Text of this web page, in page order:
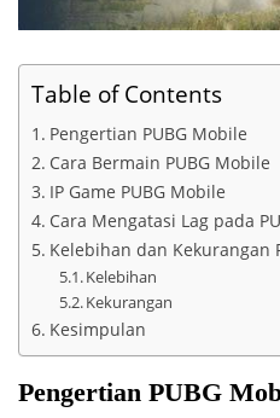
Table of Contents
Pengertian PUBG Mobile
Cara Bermain PUBG Mobile
IP Game PUBG Mobile
Cara Mengatasi Lag pada
Kelebihan dan Kekurangan
Kelebihan
Kekurangan
Kesimpulan
Pengertian PUBG